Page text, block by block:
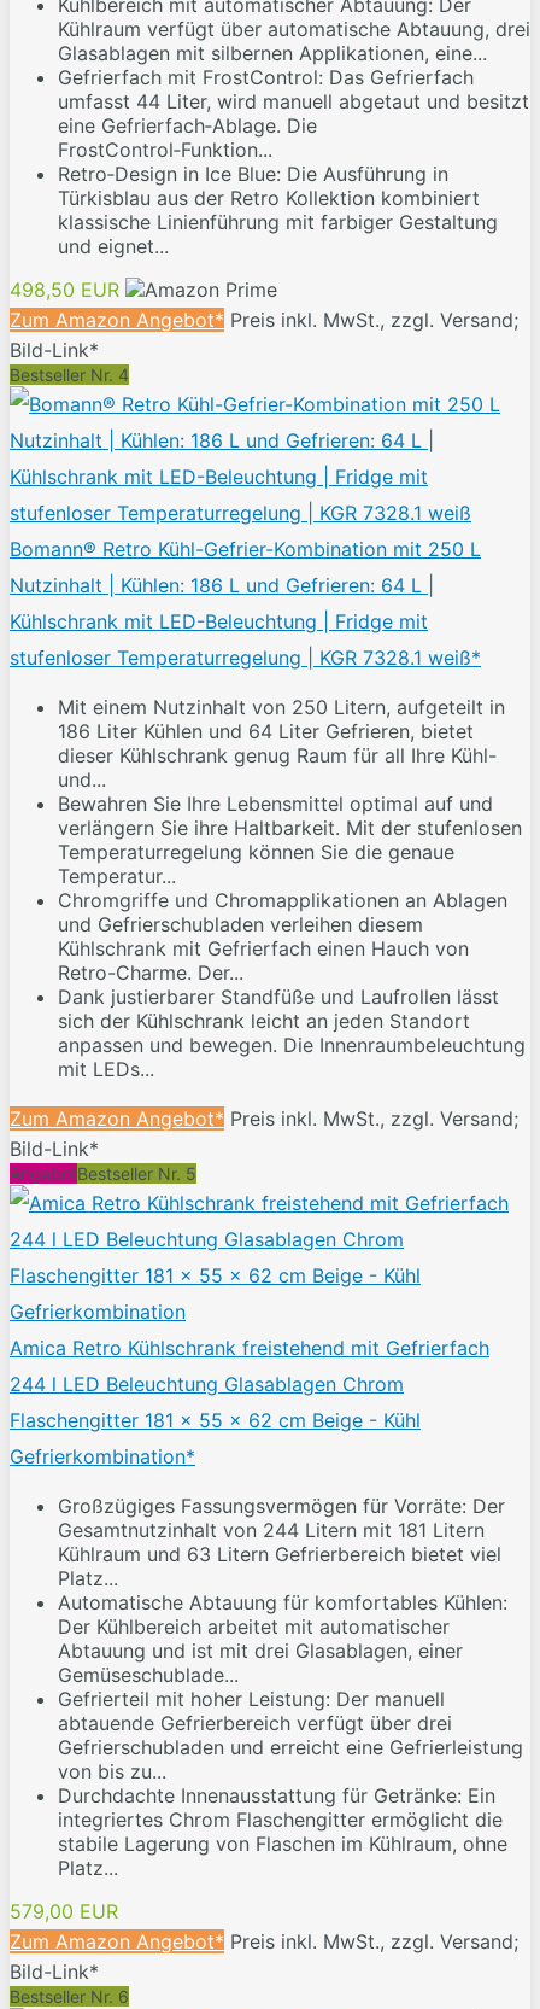
Kühlbereich mit automatischer Abtauung: Der
Kühlraum verfügt über automatische Abtauung, drei
Glasablagen mit silbernen Applikationen, eine...
Gefrierfach mit FrostControl: Das Gefrierfach
umfasst 44 Liter, wird manuell abgetaut und besitzt
eine Gefrierfach‑Ablage. Die
FrostControl‑Funktion...
Retro‑Design in Ice Blue: Die Ausführung in
Türkisblau aus der Retro Kollektion kombiniert
klassische Linienführung mit farbiger Gestaltung
und eignet...
498,50 EUR
Zum Amazon Angebot* Preis inkl. MwSt., zzgl. Versand;
Bild-Link*
Bestseller Nr. 4
Bomann® Retro Kühl-Gefrier-Kombination mit 250 L
Nutzinhalt | Kühlen: 186 L und Gefrieren: 64 L |
Kühlschrank mit LED-Beleuchtung | Fridge mit
stufenloser Temperaturregelung | KGR 7328.1 weiß*
Mit einem Nutzinhalt von 250 Litern, aufgeteilt in
186 Liter Kühlen und 64 Liter Gefrieren, bietet
dieser Kühlschrank genug Raum für all Ihre Kühl-
und...
Bewahren Sie Ihre Lebensmittel optimal auf und
verlängern Sie ihre Haltbarkeit. Mit der stufenlosen
Temperaturregelung können Sie die genaue
Temperatur...
Chromgriffe und Chromapplikationen an Ablagen
und Gefrierschubladen verleihen diesem
Kühlschrank mit Gefrierfach einen Hauch von
Retro-Charme. Der...
Dank justierbarer Standfüße und Laufrollen lässt
sich der Kühlschrank leicht an jeden Standort
anpassen und bewegen. Die Innenraumbeleuchtung
mit LEDs...
Zum Amazon Angebot* Preis inkl. MwSt., zzgl. Versand;
Bild-Link*
AngebotBestseller Nr. 5
Amica Retro Kühlschrank freistehend mit Gefrierfach
244 l LED Beleuchtung Glasablagen Chrom
Flaschengitter 181 x 55 x 62 cm Beige - Kühl
Gefrierkombination*
Großzügiges Fassungsvermögen für Vorräte: Der
Gesamtnutzinhalt von 244 Litern mit 181 Litern
Kühlraum und 63 Litern Gefrierbereich bietet viel
Platz...
Automatische Abtauung für komfortables Kühlen:
Der Kühlbereich arbeitet mit automatischer
Abtauung und ist mit drei Glasablagen, einer
Gemüseschublade...
Gefrierteil mit hoher Leistung: Der manuell
abtauende Gefrierbereich verfügt über drei
Gefrierschubladen und erreicht eine Gefrierleistung
von bis zu...
Durchdachte Innenausstattung für Getränke: Ein
integriertes Chrom Flaschengitter ermöglicht die
stabile Lagerung von Flaschen im Kühlraum, ohne
Platz...
579,00 EUR
Zum Amazon Angebot* Preis inkl. MwSt., zzgl. Versand;
Bild-Link*
Bestseller Nr. 6